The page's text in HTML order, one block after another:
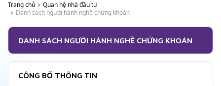
Trang chủ
Quan hệ nhà đầu tư
Danh sách người hành nghề chứng khoán
DANH SÁCH NGƯỜI HÀNH NGHỀ CHỨNG KHOÁN
CÔNG BỐ THÔNG TIN